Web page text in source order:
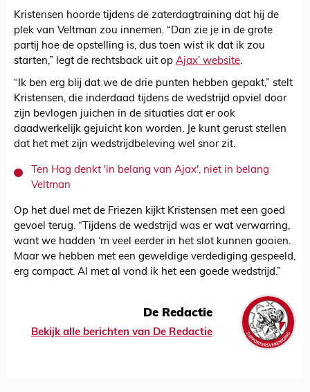
Kristensen hoorde tijdens de zaterdagtraining dat hij de
plek van Veltman zou innemen. “Dan zie je in de grote
partij hoe de opstelling is, dus toen wist ik dat ik zou
starten,” legt de rechtsback uit op Ajax’ website.
“Ik ben erg blij dat we de drie punten hebben gepakt,” stelt
Kristensen, die inderdaad tijdens de wedstrijd opviel door
zijn bevlogen juichen in de situaties dat er ook
daadwerkelijk gejuicht kon worden. Je kunt gerust stellen
dat het met zijn wedstrijdbeleving wel snor zit.
Ten Hag denkt 'in belang van Ajax', niet in belang
Veltman
Op het duel met de Friezen kijkt Kristensen met een goed
gevoel terug. “Tijdens de wedstrijd was er wat verwarring,
want we hadden ‘m veel eerder in het slot kunnen gooien.
Maar we hebben met een geweldige verdediging gespeeld,
erg compact. Al met al vond ik het een goede wedstrijd.”
De Redactie
Bekijk alle berichten van De Redactie